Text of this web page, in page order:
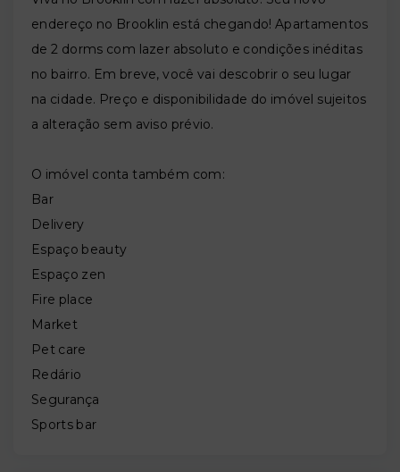
endereço no Brooklin está chegando! Apartamentos
de 2 dorms com lazer absoluto e condições inéditas
no bairro. Em breve, você vai descobrir o seu lugar
na cidade. Preço e disponibilidade do imóvel sujeitos
a alteração sem aviso prévio.
O imóvel conta também com:
Bar
Delivery
Espaço beauty
Espaço zen
Fire place
Market
Pet care
Redário
Segurança
Sports bar